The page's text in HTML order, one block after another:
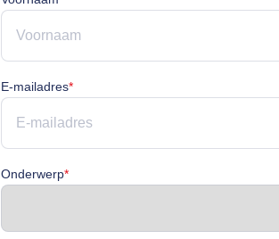
E-mailadres*E-mailadres is verplicht
Onderwerp*Onderwerp is verplicht